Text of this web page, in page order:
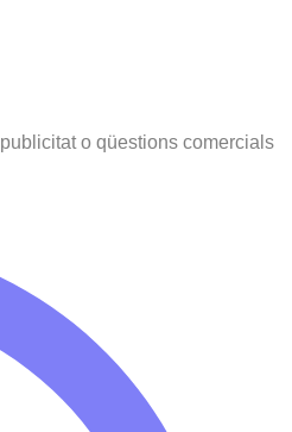
o qüestions comercials